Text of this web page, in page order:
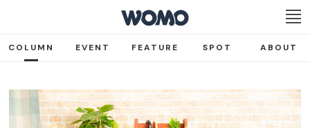
COLUMN EVENT FEATURE SPOT ABOUT